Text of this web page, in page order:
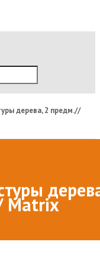
дерева, 2 предм.//
Matrix